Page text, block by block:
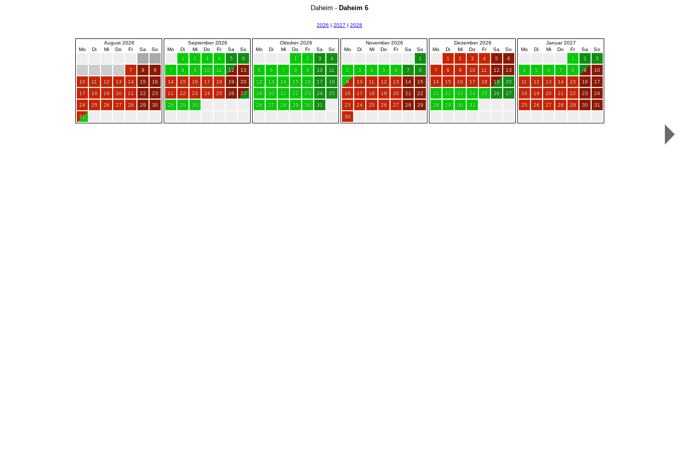
Daheim - Daheim 6
2026 | 2027 | 2028
August 2026
Mo
Di Mi Do Fr Sa So
7 8 9
10 11 12 13 14 15 16
17 18 19 20 21 22 23
24 25 26 27 28 29 30
31
September 2026
Mo
Di Mi Do Fr Sa
So
1
2 3 4 5 6
7 8 9 10 11 12 13
14 15 16 17 18 19 20
21 22 23 24 25 26 27
28 29 30
Oktober 2026
Mo
Di Mi Do Fr Sa
So
1
2 3 4
5 6 7 8 9 10 11
12 13 14 15 16 17 18
19 20 21 22 23 24 25
26 27 28 29 30 31
November 2026
Mo
Di Mi Do Fr Sa
So
1
2 3 4 5 6 7 8
9 10 11 12 13 14 15
16 17 18 19 20 21 22
23 24 25 26 27 28 29
30
Dezember 2026
Mo
Di Mi Do Fr Sa
So
1
2 3 4 5 6
7 8 9 10 11 12 13
14 15 16 17 18 19 20
21 22 23 24 25 26 27
28 29 30 31
Januar 2027
Mo
Di Mi Do Fr Sa
So
1
2 3
4 5 6 7 8 9 10
11 12 13 14 15 16 17
18 19 20 21 22 23 24
25 26 27 28 29 30 31